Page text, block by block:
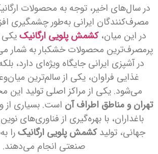
در سال‌های اخیر، توجه به محصولات
مصرف‌کنندگان ایرانی به‌طور چشمگیری
در این میان،کشمش پلویی ارگانیکیکی
پرمصرف‌ترین محصولات خشکبار به شمار
در آشپزی ایرانی جایگاه ویژه‌ای دارد،
غذایی فراوان، یکی از سالم‌ترین
می‌شود. یکی از مراکز اصلی تولید این
تهران و مناطق اطراف آن است. بسیاری
باغداران، با بهره‌گیری از فناوری‌های
جهانی، تولیدکشمش پلویی ارگانیکرا
صنعتی انجام می‌دهند.